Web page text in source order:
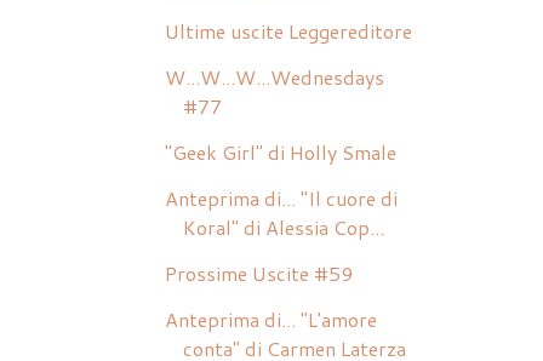
Ultime uscite Leggereditore
W...W...W...Wednesdays
#77
"Geek Girl" di Holly Smale
Anteprima di... "Il cuore di
Koral" di Alessia Cop...
Prossime Uscite #59
Anteprima di... "L'amore
conta" di Carmen Laterza